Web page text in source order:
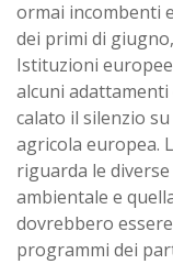
ormai incombenti
dei primi di
Istituzioni
alcuni adattamenti
calato il silenzio
agricola europea.
riguarda le
ambientale e
dovrebbero
programmi dei